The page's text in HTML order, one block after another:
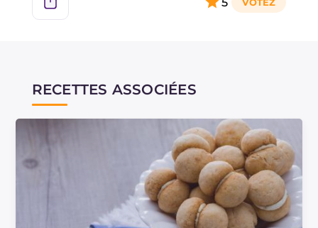
RECETTES ASSOCIÉES